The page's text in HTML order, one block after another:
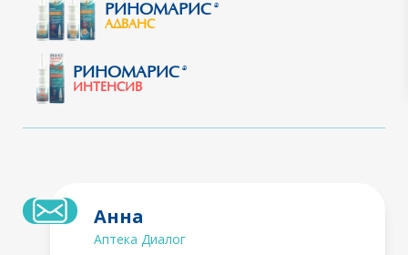
РИНОМАРИС ®
АДВАНС
РИНОМАРИС ®
ИНТЕНСИВ
Анна
Аптека Диалог